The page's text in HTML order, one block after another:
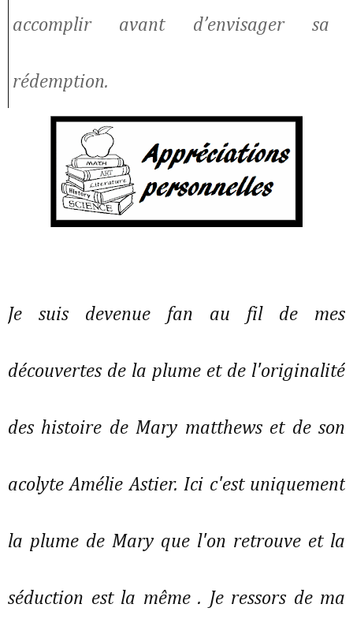
accomplir avant d’envisager sa
rédemption.
Je suis devenue fan au fil de mes
découvertes de la plume et de l'originalité
des histoire de Mary matthews et de son
acolyte Amélie Astier. Ici c'est uniquement
la plume de Mary que l'on retrouve et la
séduction est la même . Je ressors de ma